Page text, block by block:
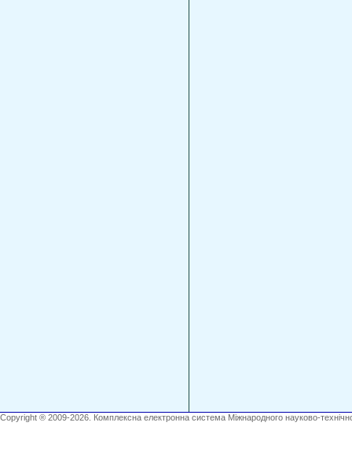
Copyright ® 2009-2026. Комплексна електронна система Міжнародного науково-